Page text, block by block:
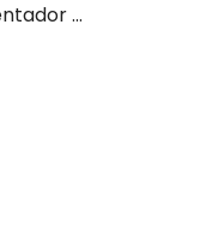
Pantalla eléctrica de calentador de alimentos de mesa para uso comercial